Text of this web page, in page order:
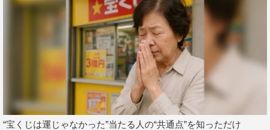
“宝くじは運じゃなかった”当たる人の“共通点”を知っただけ